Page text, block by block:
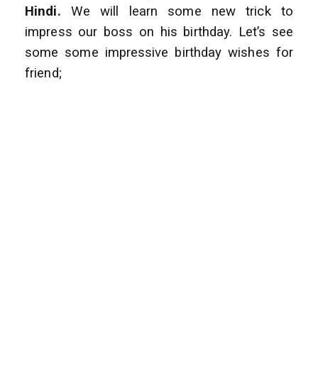
Hindi. We will learn some new trick to
impress our boss on his birthday. Let’s see
some some impressive birthday wishes for
friend;